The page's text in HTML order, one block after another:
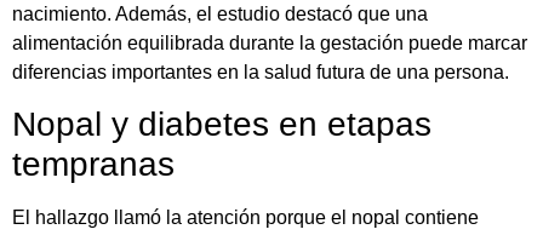
nacimiento. Además, el estudio destacó que una
alimentación equilibrada durante la gestación puede marcar
diferencias importantes en la salud futura de una persona.
Nopal y diabetes en etapas
tempranas
El hallazgo llamó la atención porque el nopal contiene